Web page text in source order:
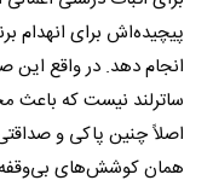
پیچیده‌اش برای انهدام
انجام دهد. در واقع
ساترلند نیست که
اصلاً چنین پاکی و
همان کوشش‌های